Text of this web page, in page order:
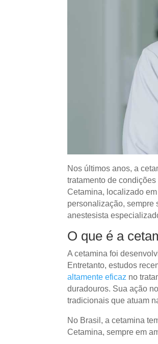
Nos últimos anos, a
tratamento de
Cetamina, localizado
personalização, sempre
anestesista
O que é a
A cetamina foi
Entretanto, estudos
altamente eficaz no
duradouros. Sua ação
tradicionais que atuam
No Brasil, a cetamina
Cetamina, sempre em